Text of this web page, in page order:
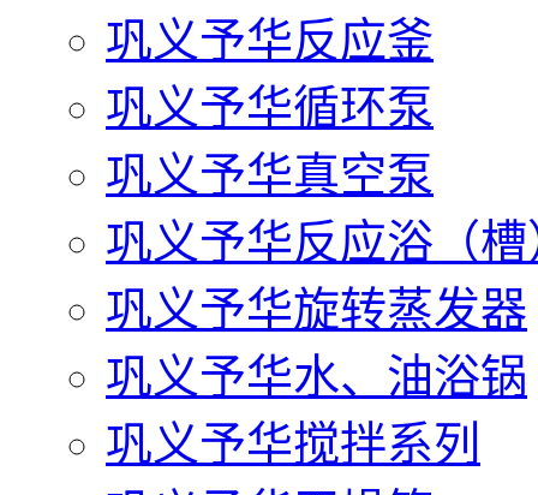
巩义予华反应釜
巩义予华循环泵
巩义予华真空泵
巩义予华反应浴（槽
巩义予华旋转蒸发器
巩义予华水、油浴锅
巩义予华搅拌系列